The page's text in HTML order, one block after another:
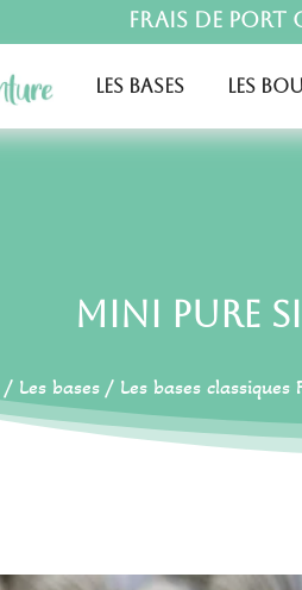
Frais de port
Les bases Les
Mini Pure
/ Les bases / Les bases classiques